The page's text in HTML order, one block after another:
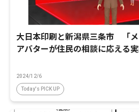
大日本印刷と新潟県三条市 「
アバターが住民の相談に応える
2024/12/6
Today's PICK UP